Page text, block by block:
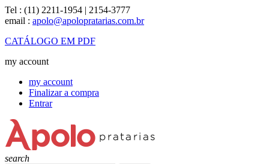
Tel : (11) 2211-1954 | 2154-3777
email : apolo@apolopratarias.com.br
CATÁLOGO EM PDF
my account
my account
Finalizar a compra
Entrar
search